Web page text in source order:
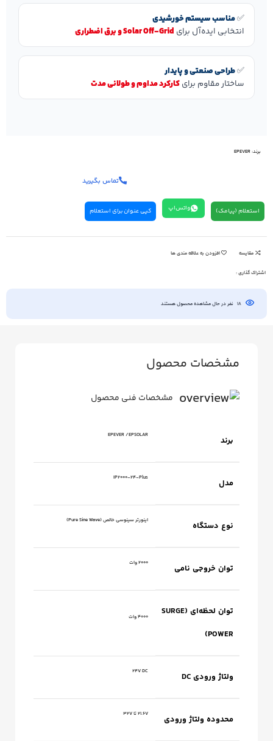
✅مناسب سیستم خورشیدی
انتخابی ایده‌آل برای Solar Off‑Grid و برق اضطراری
✅طراحی صنعتی و پایدار
ساختار مقاوم برایکارکرد مداوم و طولانی مدت
برند:EPEVER
تماس بگیرید
استعلام (پیامک) واتس‌اپ کپی عنوان برای استعلام
مقایسه افزودن به علاقه مندی ها
اشتراک گذاری :
18 نفر در حال مشاهده محصول هستند
مشخصات محصول
مشخصات فنی محصول
برند EPEVER /EPSOLAR
مدل IP2000‑24‑Plus
نوع دستگاه اینورتر سینوسی خالص (Pure Sine Wave)
توان خروجی نامی 2000 وات
توان لحظه‌ای (SURGE
POWER)
4000 وات
ولتاژ ورودی DC 24V DC
محدوده ولتاژ ورودی 21.6V تا 32V